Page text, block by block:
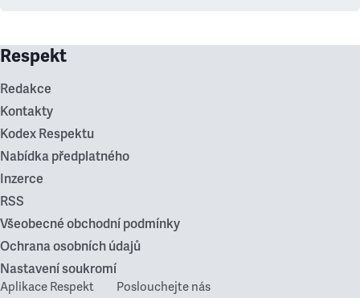
Respekt
Redakce
Kontakty
Kodex Respektu
Nabídka předplatného
Inzerce
RSS
Všeobecné obchodní podmínky
Ochrana osobních údajů
Nastavení soukromí
Aplikace Respekt Poslouchejte nás